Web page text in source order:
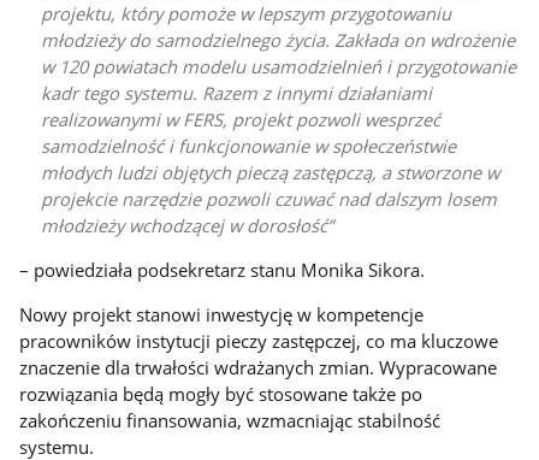
projektu, który pomoże w lepszym przygotowaniu
młodzieży do samodzielnego życia. Zakłada on wdrożenie
w 120 powiatach modelu usamodzielnień i przygotowanie
kadr tego systemu. Razem z innymi działaniami
realizowanymi w FERS, projekt pozwoli wesprzeć
samodzielność i funkcjonowanie w społeczeństwie
młodych ludzi objętych pieczą zastępczą, a stworzone w
projekcie narzędzie pozwoli czuwać nad dalszym losem
młodzieży wchodzącej w dorosłość
– powiedziała podsekretarz stanu Monika Sikora.
Nowy projekt stanowi inwestycję w kompetencje
pracowników instytucji pieczy zastępczej, co ma kluczowe
znaczenie dla trwałości wdrażanych zmian. Wypracowane
rozwiązania będą mogły być stosowane także po
zakończeniu finansowania, wzmacniając stabilność
systemu.